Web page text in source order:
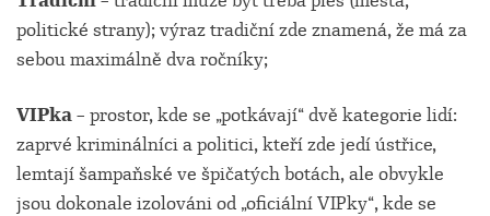
politické strany); výraz tradiční zde znamená, že má za
sebou maximálně dva ročníky;
VIPka– prostor, kde se „potkávají“ dvě kategorie lidí:
zaprvé kriminálníci a politici, kteří zde jedí ústřice,
lemtají šampaňské ve špičatých botách, ale obvykle
jsou dokonale izolováni od „oficiální VIPky“, kde se